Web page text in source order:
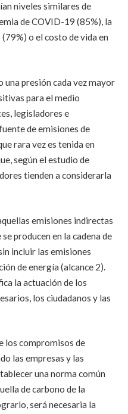
niveles similares de
de COVID-19 (85%), la
o el costo de vida en
una presión cada vez mayor
para el medio
legisladores e
de emisiones de
rara vez es tenida en
según el estudio de
tienden a considerarla
emisiones indirectas
producen en la cadena de
incluir las emisiones
de energía (alcance 2).
la actuación de los
los ciudadanos y las
los compromisos de
las empresas y las
una norma común
de carbono de la
será necesaria la